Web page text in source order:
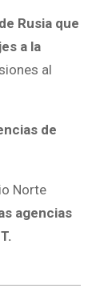
Rusia que
a la
al
de
Norte
agencias